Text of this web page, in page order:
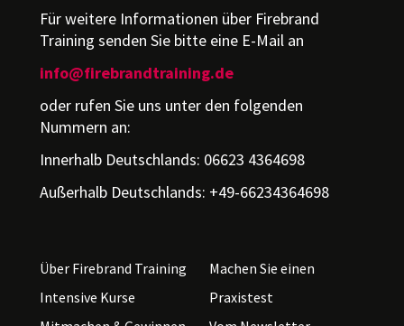
Für weitere Informationen über Firebrand
Training senden Sie bitte eine E-Mail an
info@firebrandtraining.de
oder rufen Sie uns unter den folgenden
Nummern an:
Innerhalb Deutschlands: 06623 4364698
Außerhalb Deutschlands: +49-66234364698
Über Firebrand Training
Intensive Kurse
Machen Sie einen
Praxistest